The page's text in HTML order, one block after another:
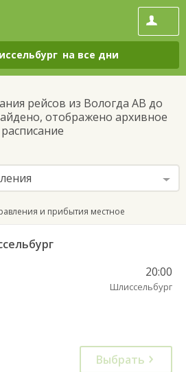
на все дни
рейсов из Вологда АВ до
отображено архивное
расписание
и прибытия местное
20:00
Шлиссельбург
Выбрать